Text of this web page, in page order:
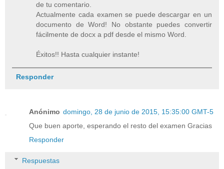
de tu comentario.
Actualmente cada examen se puede descargar en un
documento de Word! No obstante puedes convertir
fácilmente de docx a pdf desde el mismo Word.
Éxitos!! Hasta cualquier instante!
Responder
Anónimo domingo, 28 de junio de 2015, 15:35:00 GMT-5
Que buen aporte, esperando el resto del examen Gracias
Responder
Respuestas